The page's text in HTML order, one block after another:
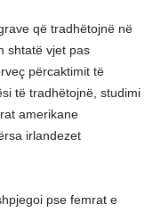
që tradhëtojnë në
shtatë vjet pas
përcaktimit të
të tradhëtojnë, studimi
amerikane
irlandezet
pse femrat e